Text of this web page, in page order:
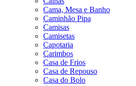
Cama, Mesa e Banho
Caminhão Pipa
Camisas
Camisetas
Capotaria
Carimbos
Casa de Frios
Casa de Repouso
Casa do Bolo